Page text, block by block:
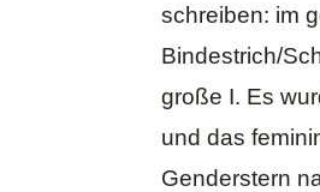
schreiben: im
Bindestrich/
große I. Es
und das
Genderstern